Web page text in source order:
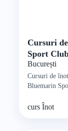
Cursuri
Sport
București
Cursuri de
Bluemarin
curs Înot